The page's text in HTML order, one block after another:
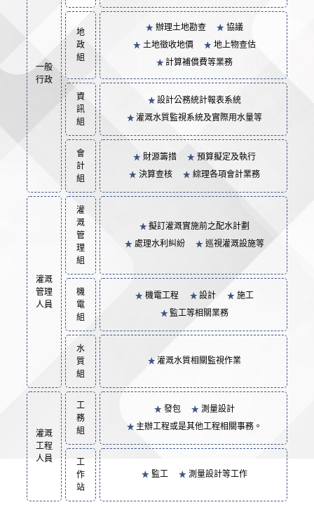
一般
行政
地
政
組
辦理土地勘查
協議
土地徵收地價
地上物查估
計算補償費等業務
資
訊
組
設計公務統計報表系統
灌溉水質監視系統及實際用水量等
會
計
組
財源籌措
預算擬定及執行
決算查核
綜理各項會計業務
灌溉
管理
人員
灌
溉
管
理
組
擬訂灌溉實施前之配水計劃
處理水利糾紛
巡視灌溉設施等
機
電
組
機電工程 設計
施工
監工等相關業務
水
質
組
灌溉水質相關監視作業
灌溉
工程
人員
工
務
組
發包
測量設計
主辦工程或是其他工程相關事務。
工
作
站
監工 測量設計等工作